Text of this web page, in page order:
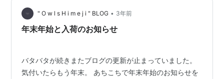
" O w l s H i m e j i " BLOG • 3年前
年末年始と入荷のお知らせ